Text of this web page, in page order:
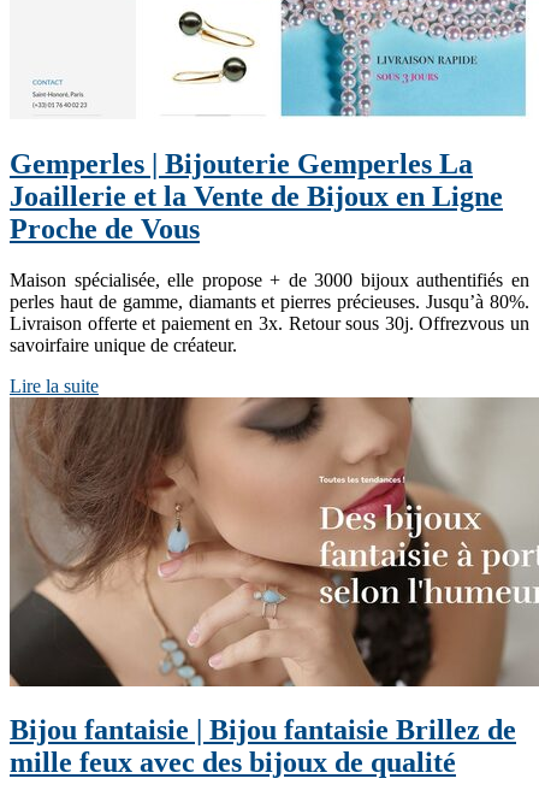
Gemperles | Bijouterie Gemperles La
Joaillerie et la Vente de Bijoux en Ligne
Proche de Vous
Maison spécialisée, elle propose + de 3000 bijoux authentifiés en
perles haut de gamme, diamants et pierres précieuses. Jusqu’à 80%.
Livraison offerte et paiement en 3x. Retour sous 30j. Offrezvous un
savoirfaire unique de créateur.
Lire la suite
Bijou fantaisie | Bijou fantaisie Brillez de
mille feux avec des bijoux de qualité